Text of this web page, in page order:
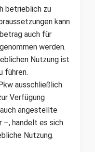
betrieblich zu
kann
auch für
werden.
Nutzung ist
führen.
ausschließlich
Verfügung
angestell­te
–, handelt es sich
Nutzung.